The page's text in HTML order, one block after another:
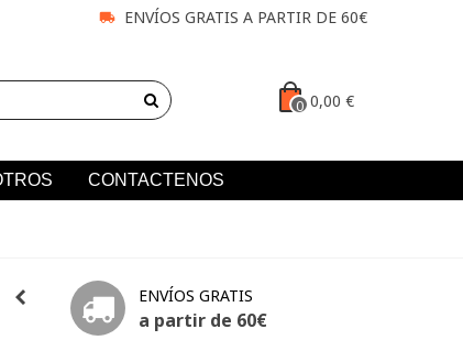
ENVÍOS GRATIS A PARTIR DE 60€
0 0,00 €
CONTACTENOS
ENVÍOS GRATIS
a partir de 60€